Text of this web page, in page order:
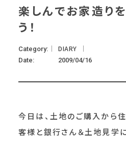
楽しんでお家造り
う！
Category DIARY
Date 2009/04/16
今日は、土地のご購入から
客様と銀行さん＆土地見学